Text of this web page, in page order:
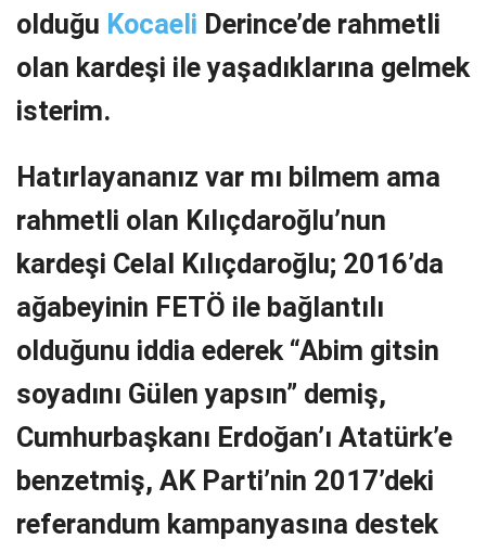
olduğu Kocaeli Derince’de rahmetli
olan kardeşi ile yaşadıklarına gelmek
isterim.
Hatırlayananız var mı bilmem ama
rahmetli olan Kılıçdaroğlu’nun
kardeşi Celal Kılıçdaroğlu; 2016’da
ağabeyinin FETÖ ile bağlantılı
olduğunu iddia ederek “Abim gitsin
soyadını Gülen yapsın” demiş,
Cumhurbaşkanı Erdoğan’ı Atatürk’e
benzetmiş, AK Parti’nin 2017’deki
referandum kampanyasına destek